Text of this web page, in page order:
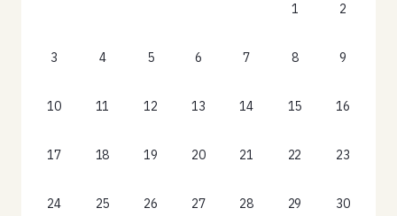
1 2
3 4 5 6 7 8 9
10 11 12 13 14 15 16
17 18 19 20 21 22 23
24 25 26 27 28 29 30